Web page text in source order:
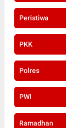
Peristiwa
PKK
Polres
PWI
Ramadhan